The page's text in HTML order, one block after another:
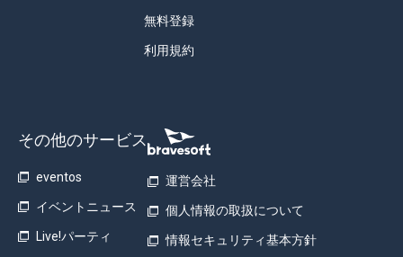
無料登録
利用規約
その他のサービス
eventos
イベントニュース
Live!パーティ
運営会社
個人情報の取扱について
情報セキュリティ基本方針